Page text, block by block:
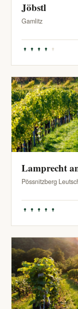
Jöbstl
Gamlitz
Lamprecht
Pössnitzberg